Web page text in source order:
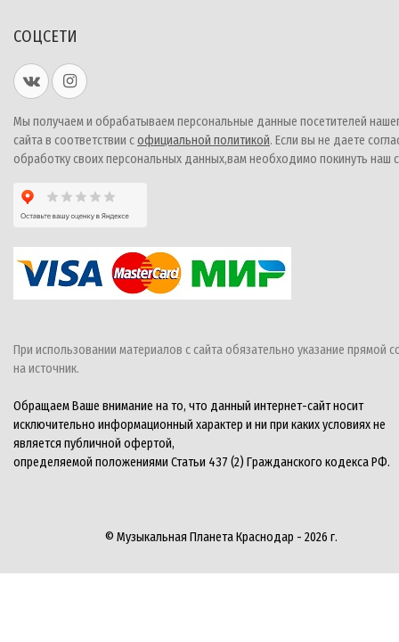
СОЦСЕТИ
Мы получаем и обрабатываем персональные данные посетителей
сайта в соответствии софициальной политикой. Если вы не даете
обработку своих персональных данных,вам необходимо покинуть наш
При использовании материалов с сайта обязательно указание прямой
на источник.
Обращаем Ваше внимание на то, что данный интернет-сайт носит
исключительно информационный характер и ни при каких условиях не
является публичной офертой,
определяемой положениями Статьи 437 (2) Гражданского кодекса РФ.
© Музыкальная Планета Краснодар - 2026 г.